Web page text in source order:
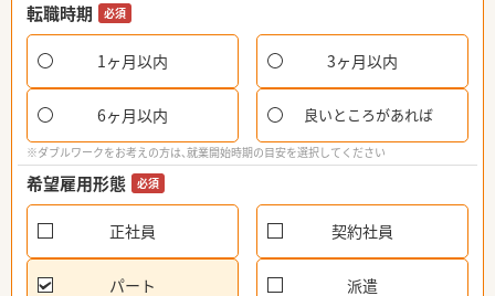
転職時期 必須
1ヶ月以内 3ヶ月以内
6ヶ月以内 良いところがあれば
※ダブルワークをお考えの方は、就業開始時期の目安を選択してください
希望雇用形態 必須
正社員 契約社員
パート 派遣